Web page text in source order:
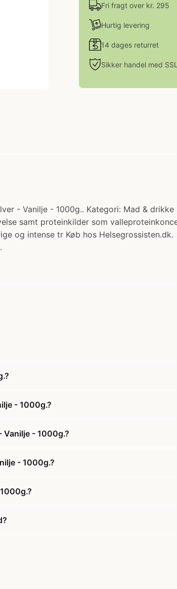
Fri fragt over kr. 295
Hurtig levering
14 dages returret
Sikker handel med SSL
- Vanilje - 1000g.. Kategori: Mad &
samt proteinkilder som
og intense tr Køb hos Helsegrossisten.dk.
- 1000g.?
Vanilje - 1000g.?
- 1000g.?